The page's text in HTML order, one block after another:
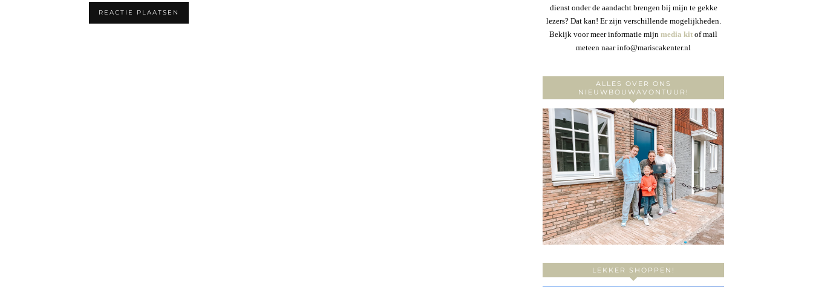
dienst onder de aandacht brengen bij mijn te gekke
lezers? Dat kan! Er zijn verschillende mogelijkheden.
Bekijk voor meer informatie mijn media kit of mail
meteen naar info@mariscakenter.nl
ALLES OVER ONS
NIEUWBOUWAVONTUUR!
LEKKER SHOPPEN!